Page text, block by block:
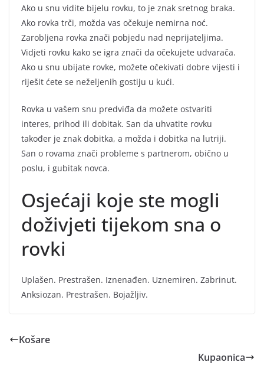
Ako u snu vidite bijelu rovku, to je znak sretnog braka.
Ako rovka trči, možda vas očekuje nemirna noć.
Zarobljena rovka znači pobjedu nad neprijateljima.
Vidjeti rovku kako se igra znači da očekujete udvarača.
Ako u snu ubijate rovke, možete očekivati dobre vijesti i
riješit ćete se neželjenih gostiju u kući.
Rovka u vašem snu predviđa da možete ostvariti
interes, prihod ili dobitak. San da uhvatite rovku
također je znak dobitka, a možda i dobitka na lutriji.
San o rovama znači probleme s partnerom, obično u
poslu, i gubitak novca.
Osjećaji koje ste mogli
doživjeti tijekom sna o
rovki
Uplašen. Prestrašen. Iznenađen. Uznemiren. Zabrinut.
Anksiozan. Prestrašen. Bojažljiv.
Košare
Kupaonica